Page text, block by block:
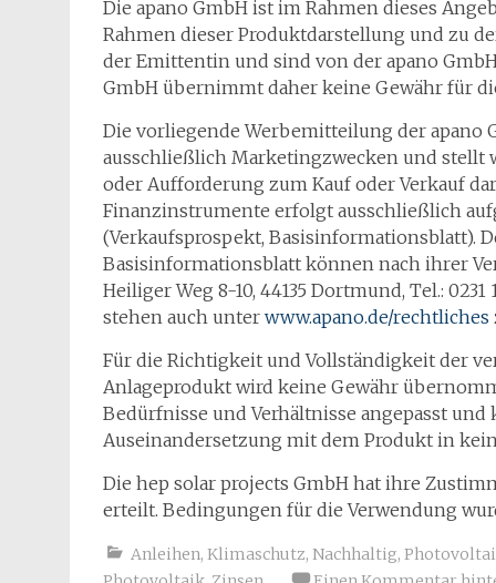
Die apano GmbH ist im Rahmen dieses
Rahmen dieser Produktdarstellung und zu
der Emittentin und sind von der apano
GmbH übernimmt daher keine Gewähr für
Die vorliegende Werbemitteilung der
ausschließlich Marketingzwecken und stellt
oder Aufforderung zum Kauf oder Verkauf
Finanzinstrumente erfolgt ausschließlich
(Verkaufsprospekt, Basisinformationsblatt).
Basisinformationsblatt können nach ihrer
Heiliger Weg 8-10, 44135 Dortmund, Tel.: 0231
stehen auch unter www.apano.de/rechtliches
Für die Richtigkeit und Vollständigkeit der
Anlageprodukt wird keine Gewähr
Bedürfnisse und Verhältnisse angepasst
Auseinandersetzung mit dem Produkt in
Die hep solar projects GmbH hat ihre
erteilt. Bedingungen für die Verwendung
Anleihen, Klimaschutz, Nachhaltig,